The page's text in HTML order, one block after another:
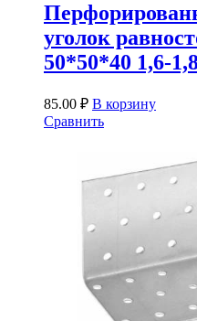
уголок
50*50*40 1,6-
85.00 ₽ В корзину
Сравнить